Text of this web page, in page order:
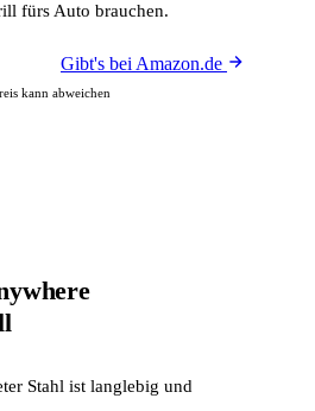
fürs Auto brauchen.
Gibt's bei Amazon.de
kann abweichen
Stahl ist langlebig und